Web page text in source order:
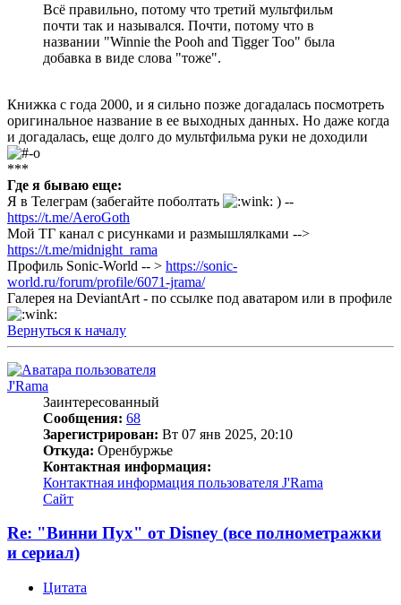
Всё правильно, потому что третий мультфильм
почти так и назывался. Почти, потому что в
названии "Winnie the Pooh and Tigger Too" была
добавка в виде слова "тоже".
Книжка с года 2000, и я сильно позже догадалась посмотреть
оригинальное название в ее выходных данных. Но даже когда
и догадалась, еще долго до мультфильма руки не доходили
***
Где я бываю еще:
Я в Телеграм (забегайте поболтать
) --
https://t.me/AeroGoth
Мой ТГ канал с рисунками и размышлялками -->
https://t.me/midnight_rama
Профиль Sonic-World -- > https://sonic-
world.ru/forum/profile/6071-jrama/
Галерея на DeviantArt - по ссылке под аватаром или в профиле
Вернуться к началу
J'Rama
Заинтересованный
Сообщения: 68
Зарегистрирован: Вт 07 янв 2025, 20:10
Откуда: Оренбуржье
Контактная информация:
Контактная информация пользователя J'Rama
Сайт
Re: "Винни Пух" от Disney (все полнометражки
и сериал)
Цитата